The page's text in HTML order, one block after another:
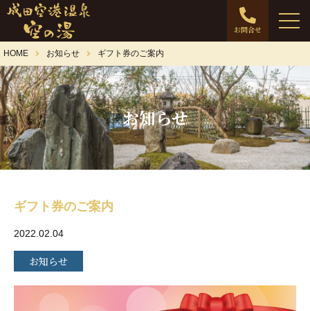
お問合せ
HOME お知らせ ギフト券のご案内
お知らせ
ギフト券のご案内
2022.02.04
お知らせ